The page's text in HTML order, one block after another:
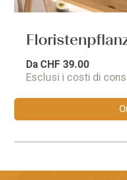
Da CHF 39.00
Esclusi i costi di